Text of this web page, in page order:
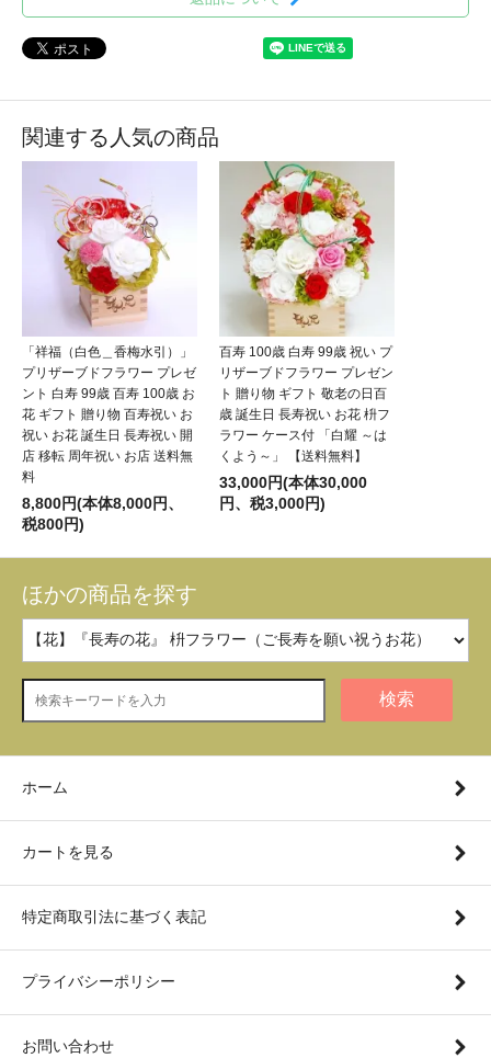
関連する人気の商品
「祥福（白色＿香梅水引）」
プリザーブドフラワー プレゼ
ント 白寿 99歳 百寿 100歳 お
花 ギフト 贈り物 百寿祝い お
祝い お花 誕生日 長寿祝い 開
店 移転 周年祝い お店 送料無
料
8,800円(本体8,000円、
税800円)
百寿 100歳 白寿 99歳 祝い プ
リザーブドフラワー プレゼン
ト 贈り物 ギフト 敬老の日百
歳 誕生日 長寿祝い お花 枡フ
ラワー ケース付 「白耀 ～は
くよう～」 【送料無料】
33,000円(本体30,000
円、税3,000円)
ほかの商品を探す
検索
ホーム
カートを見る
特定商取引法に基づく表記
プライバシーポリシー
お問い合わせ